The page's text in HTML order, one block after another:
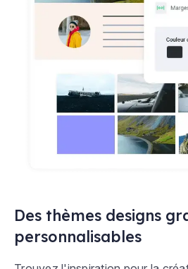
Des thèmes designs
personnalisables